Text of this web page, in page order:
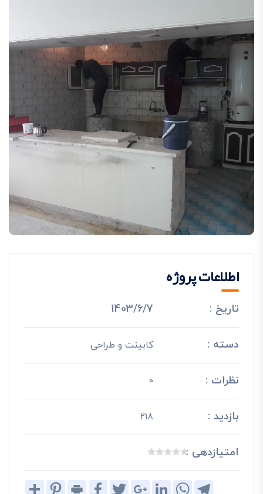
اطلاعات پروژه
تاریخ : 1403/6/7
دسته : کابینت و طراحی
نظرات : 0
بازدید : 218
امتیازدهی :
Share
PinterestPrint
FacebookTwitterGoogle+LinkedIn
WhatsAppTelegram